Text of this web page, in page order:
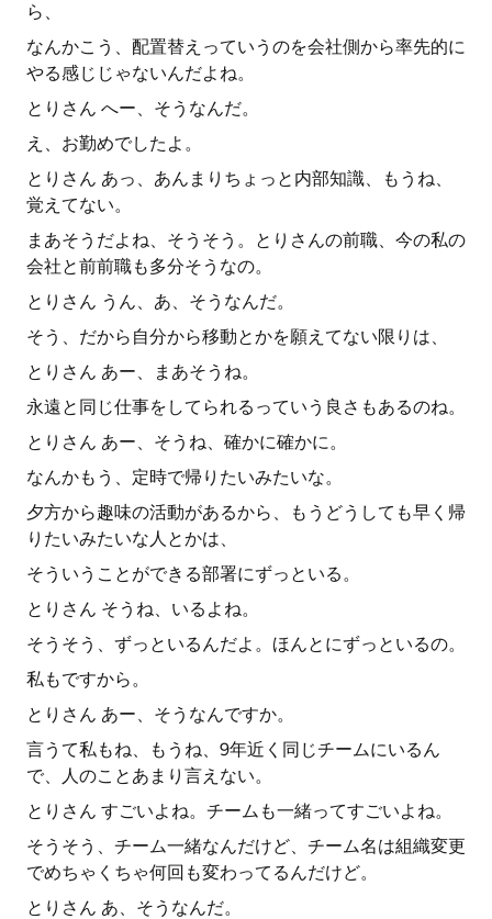
ら、
なんかこう、配置替えっていうのを会社側から率先的に
やる感じじゃないんだよね。
とりさん へー、そうなんだ。
え、お勤めでしたよ。
とりさん あっ、あんまりちょっと内部知識、もうね、
覚えてない。
まあそうだよね、そうそう。とりさんの前職、今の私の
会社と前前職も多分そうなの。
とりさん うん、あ、そうなんだ。
そう、だから自分から移動とかを願えてない限りは、
とりさん あー、まあそうね。
永遠と同じ仕事をしてられるっていう良さもあるのね。
とりさん あー、そうね、確かに確かに。
なんかもう、定時で帰りたいみたいな。
夕方から趣味の活動があるから、もうどうしても早く帰
りたいみたいな人とかは、
そういうことができる部署にずっといる。
とりさん そうね、いるよね。
そうそう、ずっといるんだよ。ほんとにずっといるの。
私もですから。
とりさん あー、そうなんですか。
言うて私もね、もうね、9年近く同じチームにいるん
で、人のことあまり言えない。
とりさん すごいよね。チームも一緒ってすごいよね。
そうそう、チーム一緒なんだけど、チーム名は組織変更
でめちゃくちゃ何回も変わってるんだけど。
とりさん あ、そうなんだ。